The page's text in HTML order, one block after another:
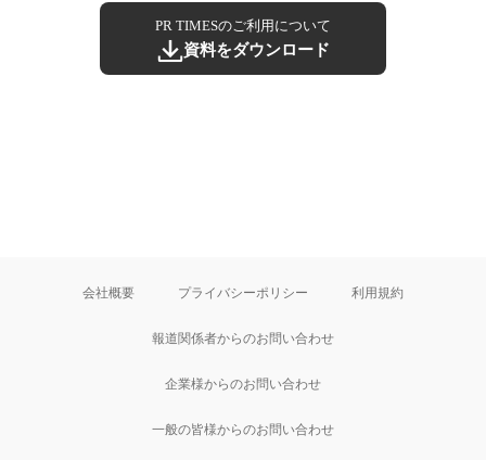
PR TIMESのご利用について
資料をダウンロード
会社概要 プライバシーポリシー 利用規約
報道関係者からのお問い合わせ
企業様からのお問い合わせ
一般の皆様からのお問い合わせ